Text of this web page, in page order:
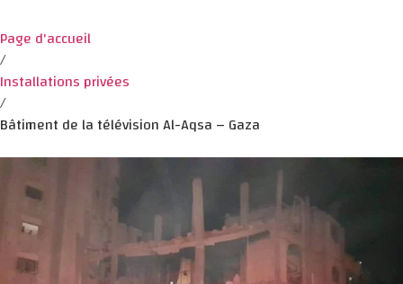
Page d'accueil
/
Installations privées
/
Bâtiment de la télévision Al-Aqsa – Gaza